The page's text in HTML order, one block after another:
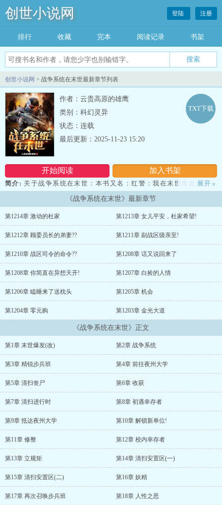
创世小说网 登陆 注册
排行 收藏 完本 阅读记录 书架
创世小说网 > 战争系统在末世最新章节列表
作者：云贵高原的雄鹰
类别：科幻灵异
状态：连载
开始阅读 加入书架
TXT下载
最后更新：2025-11-23 15:20
简介: 关于战争系统在末世：本书又名：红警：我在末世当首长末世
+红警暴兵+硬核数据+智商在线顾承渊在末世来临之际获得战争系
统，开始疯狂暴兵，以钢铁洪流横推末世！简介无力，请移步正文...
展开 »
《战争系统在末世》最新章节
第1214章 激动的杜家 第1213章 女儿平安，杜家希望!
第1212章 顾委员长的弟妻?? 第1211章 副战区级亲至!
第1210章 战区司令的命令?? 第1208章 话又说回来了
第1208章 你简直在异想天开! 第1207章 白捡的人情
第1206章 瞌睡来了送枕头 第1205章 机会
第1204章 零元购 第1203章 金光大道
《战争系统在末世》正文
第1章 末世爆发(改) 第2章 战争系统
第3章 精锐步兵班 第4章 前往夜州大学
第5章 清扫丧尸 第6章 收获
第7章 清扫进行时 第8章 初遇幸存者
第9章 抵达夜州大学 第10章 解锁新单位!
第11章 修整 第12章 校内幸存者
第13章 立规矩 第14章 清扫安置区(一)
第15章 清扫安置区(二) 第16章 妖精
第17章 再次召唤步兵班 第18章 人性之恶